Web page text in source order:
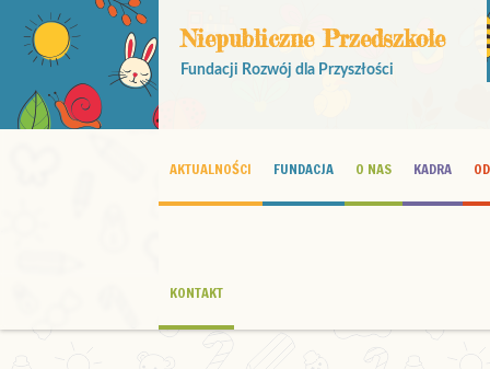
Niepubliczne Przedszkole
Fundacji Rozwój dla Przyszłości
AKTUALNOŚCI FUNDACJA O NAS KADRA
KONTAKT